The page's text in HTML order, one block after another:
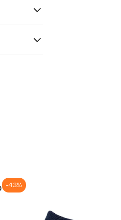
-43%